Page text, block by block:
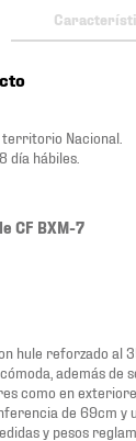
Nacional.
día hábiles.
CF BXM-7
hule reforzado al
además de
como en
de 69cm y
y pesos